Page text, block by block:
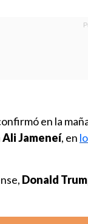
en la
Jameneí, en
Donald